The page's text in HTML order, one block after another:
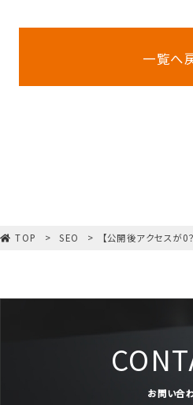
一覧へ
TOP SEO 【公開後アクセスが
お問い合